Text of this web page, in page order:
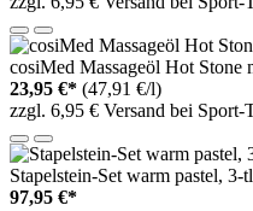
cosiMed Massageöl Hot Stone
23,95 €* (47,91 €/l)
zzgl. 6,95 € Versand bei Sport-
Stapelstein-Set warm pastel, 3-
97,95 €*